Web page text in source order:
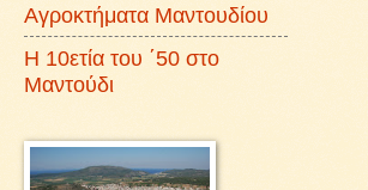
Αγροκτήματα Μαντουδίου
Η 10ετία του ΄50 στο
Μαντούδι